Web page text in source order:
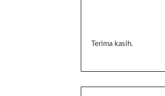
Terima kasih.